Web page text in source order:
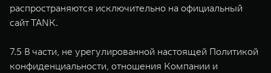
распространяются исключительно на официальный
сайт TANK.
7.5 В части, не урегулированной настоящей Политикой
конфиденциальности, отношения Компании и